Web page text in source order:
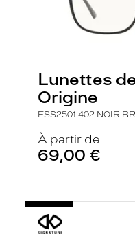
Lunettes
Origine
ESS2501 402 NOIR
À partir de
69,00 €